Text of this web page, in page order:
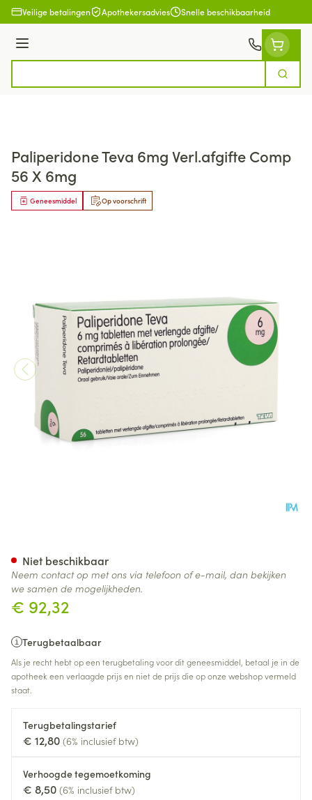
Ga naar de inhoud
Veilige betalingen Apothekersadvies Snelle beschikbaarheid
Menu
Zoek
Paliperidone Teva 6mg Verl.afgifte Comp
56 X 6mg
Op voorschrift
Geneesmiddel
€ 92,32
Terugbetaalbaar
Als je recht hebt op een terugbetaling voor dit geneesmiddel, betaal je in de
apotheek een verlaagde prijs en niet de prijs die op onze webshop vermeld
staat.
Terugbetalingstarief
€ 12,80 (6% inclusief btw)
Verhoogde tegemoetkoming
€ 8,50 (6% inclusief btw)
Niet beschikbaar
Neem contact op met ons via telefoon of e-mail, dan bekijken
we samen de mogelijkheden.